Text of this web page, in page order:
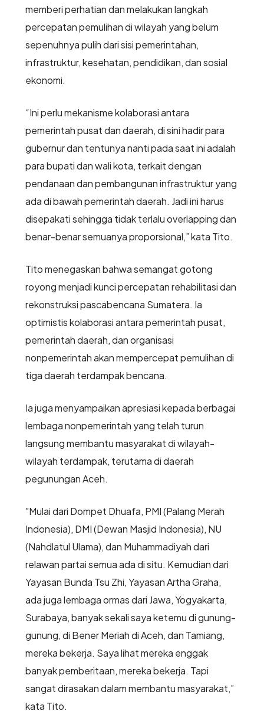
memberi perhatian dan melakukan langkah
percepatan pemulihan di wilayah yang belum
sepenuhnya pulih dari sisi pemerintahan,
infrastruktur, kesehatan, pendidikan, dan sosial
ekonomi.
“Ini perlu mekanisme kolaborasi antara
pemerintah pusat dan daerah, di sini hadir para
gubernur dan tentunya nanti pada saat ini adalah
para bupati dan wali kota, terkait dengan
pendanaan dan pembangunan infrastruktur yang
ada di bawah pemerintah daerah. Jadi ini harus
disepakati sehingga tidak terlalu overlapping dan
benar-benar semuanya proporsional,” kata Tito.
Tito menegaskan bahwa semangat gotong
royong menjadi kunci percepatan rehabilitasi dan
rekonstruksi pascabencana Sumatera. Ia
optimistis kolaborasi antara pemerintah pusat,
pemerintah daerah, dan organisasi
nonpemerintah akan mempercepat pemulihan di
tiga daerah terdampak bencana.
Ia juga menyampaikan apresiasi kepada berbagai
lembaga nonpemerintah yang telah turun
langsung membantu masyarakat di wilayah-
wilayah terdampak, terutama di daerah
pegunungan Aceh.
"Mulai dari Dompet Dhuafa, PMI (Palang Merah
Indonesia), DMI (Dewan Masjid Indonesia), NU
(Nahdlatul Ulama), dan Muhammadiyah dari
relawan partai semua ada di situ. Kemudian dari
Yayasan Bunda Tsu Zhi, Yayasan Artha Graha,
ada juga lembaga ormas dari Jawa, Yogyakarta,
Surabaya, banyak sekali saya ketemu di gunung-
gunung, di Bener Meriah di Aceh, dan Tamiang,
mereka bekerja. Saya lihat mereka enggak
banyak pemberitaan, mereka bekerja. Tapi
sangat dirasakan dalam membantu masyarakat,”
kata Tito.